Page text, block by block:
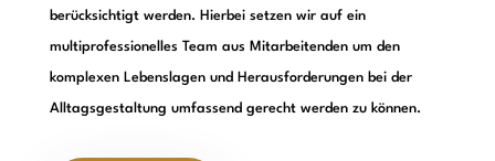
berücksichtigt werden. Hierbei setzen wir auf ein
multiprofessionelles Team aus Mitarbeitenden um den
komplexen Lebenslagen und Herausforderungen bei der
Alltagsgestaltung umfassend gerecht werden zu können.